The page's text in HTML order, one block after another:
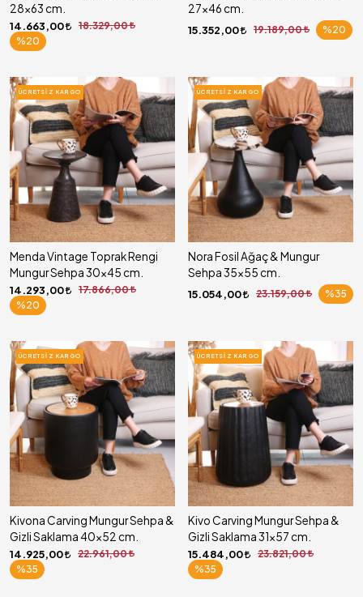
28x63 cm.
14.663,00
18.329,00
%20
27x46 cm.
15.352,00 19.189,00 %20
ÜCRETSIZ KARGO
Menda Vintage Toprak Rengi
Mungur Sehpa 30x45 cm.
14.293,00
17.866,00
%20
ÜCRETSIZ KARGO
Nora Fosil Ağaç & Mungur
Sehpa 35x55 cm.
15.054,00 23.159,00 %35
ÜCRETSIZ KARGO
Kivona Carving Mungur Sehpa &
Gizli Saklama 40x52 cm.
14.925,00
22.961,00
%35
ÜCRETSIZ KARGO
Kivo Carving Mungur Sehpa &
Gizli Saklama 31x57 cm.
15.484,00
23.821,00
%35